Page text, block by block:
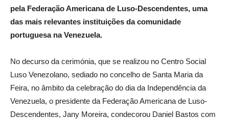
pela Federação Americana de Luso-Descendentes, uma
das mais relevantes instituições da comunidade
portuguesa na Venezuela.
No decurso da cerimónia, que se realizou no Centro Social
Luso Venezolano, sediado no concelho de Santa Maria da
Feira, no âmbito da celebração do dia da Independência da
Venezuela, o presidente da Federação Americana de Luso-
Descendentes, Jany Moreira, condecorou Daniel Bastos com